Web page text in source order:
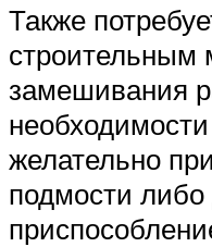
Также
строительным
замешивания
желательно
подмости